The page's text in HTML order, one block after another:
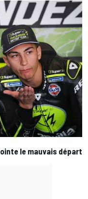
le mauvais départ